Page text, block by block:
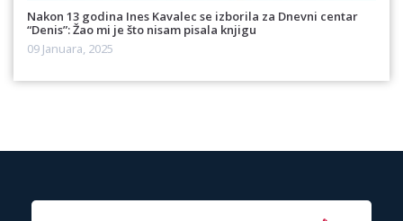
Nakon 13 godina Ines Kavalec se izborila za Dnevni centar
“Denis”: Žao mi je što nisam pisala knjigu
09 Januara, 2025